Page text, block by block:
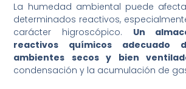
La humedad ambiental puede
determinados reactivos,
carácter higroscópico. Un
reactivos químicos adecuado
ambientes secos y bien
condensación y la acumulación de